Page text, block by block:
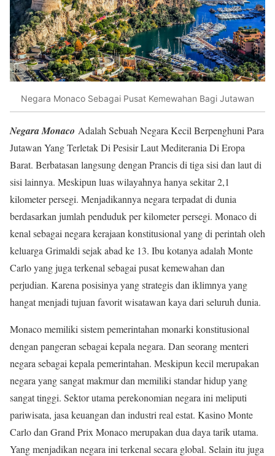
Negara Monaco Sebagai Pusat Kemewahan Bagi Jutawan
Negara Monaco Adalah Sebuah Negara Kecil Berpenghuni Para
Jutawan Yang Terletak Di Pesisir Laut Mediterania Di Eropa
Barat. Berbatasan langsung dengan Prancis di tiga sisi dan laut di
sisi lainnya. Meskipun luas wilayahnya hanya sekitar 2,1
kilometer persegi. Menjadikannya negara terpadat di dunia
berdasarkan jumlah penduduk per kilometer persegi. Monaco di
kenal sebagai negara kerajaan konstitusional yang di perintah oleh
keluarga Grimaldi sejak abad ke 13. Ibu kotanya adalah Monte
Carlo yang juga terkenal sebagai pusat kemewahan dan
perjudian. Karena posisinya yang strategis dan iklimnya yang
hangat menjadi tujuan favorit wisatawan kaya dari seluruh dunia.
Monaco memiliki sistem pemerintahan monarki konstitusional
dengan pangeran sebagai kepala negara. Dan seorang menteri
negara sebagai kepala pemerintahan. Meskipun kecil merupakan
negara yang sangat makmur dan memiliki standar hidup yang
sangat tinggi. Sektor utama perekonomian negara ini meliputi
pariwisata, jasa keuangan dan industri real estat. Kasino Monte
Carlo dan Grand Prix Monaco merupakan dua daya tarik utama.
Yang menjadikan negara ini terkenal secara global. Selain itu juga